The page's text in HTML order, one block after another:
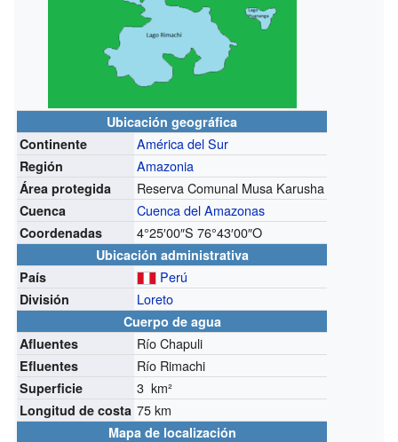
Ubicación geográfica
Continente
América del Sur
Región Amazonia
Área protegida Reserva Comunal Musa Karusha
Cuenca Cuenca del Amazonas
Coordenadas 4°25′00″S 76°43′00″O
Ubicación administrativa
País
Perú
División Loreto
Cuerpo de agua
Afluentes
Río Chapuli
Efluentes Río Rimachi
Superficie 3 km²
Longitud de costa 75 km
Mapa de localización